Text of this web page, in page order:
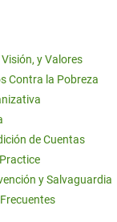
and Justice
y Valores
Contra la Pobreza
de Cuentas
y Salvaguardia